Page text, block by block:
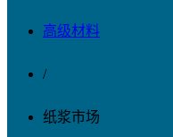
高级材料
/
纸浆市场